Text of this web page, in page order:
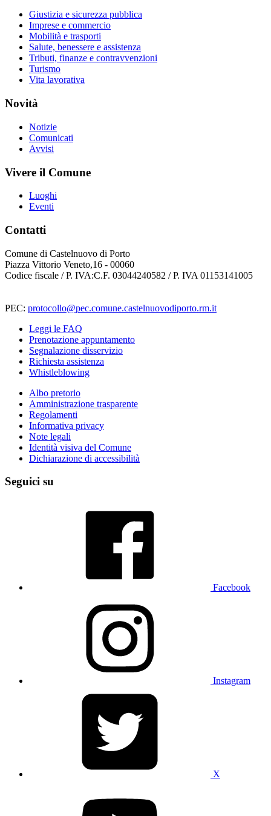
Giustizia e sicurezza pubblica
Imprese e commercio
Mobilità e trasporti
Salute, benessere e assistenza
Tributi, finanze e contravvenzioni
Turismo
Vita lavorativa
Novità
Notizie
Comunicati
Avvisi
Vivere il Comune
Luoghi
Eventi
Contatti
Comune di Castelnuovo di Porto
Piazza Vittorio Veneto,16 - 00060
Codice fiscale / P. IVA:C.F. 03044240582 / P. IVA 01153141005
PEC: protocollo@pec.comune.castelnuovodiporto.rm.it
Leggi le FAQ
Prenotazione appuntamento
Segnalazione disservizio
Richiesta assistenza
Whistleblowing
Albo pretorio
Amministrazione trasparente
Regolamenti
Informativa privacy
Note legali
Identità visiva del Comune
Dichiarazione di accessibilità
Seguici su
Facebook
Instagram
X